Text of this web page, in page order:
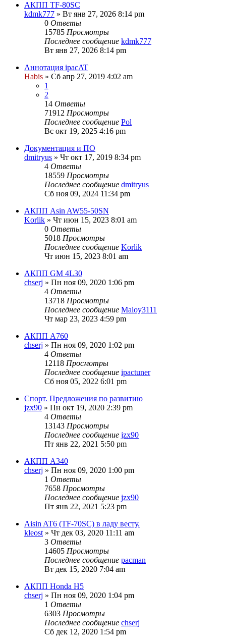
АКПП TF-80SC
kdmk777 » Вт янв 27, 2026 8:14 pm
0 Ответы
15785 Просмотры
Последнее сообщение kdmk777
Вт янв 27, 2026 8:14 pm
Аннотация ipacAT
Habis » Сб апр 27, 2019 4:02 am
1
2
14 Ответы
71912 Просмотры
Последнее сообщение Pol
Вс окт 19, 2025 4:16 pm
Документация и ПО
dmitryus » Чт окт 17, 2019 8:34 pm
4 Ответы
18559 Просмотры
Последнее сообщение dmitryus
Сб ноя 09, 2024 11:34 pm
АКПП Asin AW55-50SN
Korlik » Чт июн 15, 2023 8:01 am
0 Ответы
5018 Просмотры
Последнее сообщение Korlik
Чт июн 15, 2023 8:01 am
АКПП GM 4L30
chserj » Пн ноя 09, 2020 1:06 pm
4 Ответы
13718 Просмотры
Последнее сообщение Maloy3111
Чт мар 23, 2023 4:59 pm
АКПП А760
chserj » Пн ноя 09, 2020 1:02 pm
4 Ответы
12118 Просмотры
Последнее сообщение ipactuner
Сб ноя 05, 2022 6:01 pm
Спорт. Предложения по развитию
jzx90 » Пн окт 19, 2020 2:39 pm
4 Ответы
13143 Просмотры
Последнее сообщение jzx90
Пт янв 22, 2021 5:50 pm
АКПП A340
chserj » Пн ноя 09, 2020 1:00 pm
1 Ответы
7658 Просмотры
Последнее сообщение jzx90
Пт янв 22, 2021 5:23 pm
Aisin AT6 (TF-70SC) в ладу весту.
kleost» Чт дек 03, 2020 11:11 am
3 Ответы
14605 Просмотры
Последнее сообщение pacman
Вт дек 15, 2020 7:04 am
АКПП Honda H5
chserj » Пн ноя 09, 2020 1:04 pm
1 Ответы
6303 Просмотры
Последнее сообщение chserj
Сб дек 12, 2020 1:54 pm